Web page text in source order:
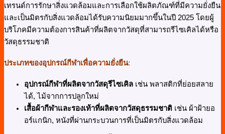
เทรนด์การรักษาสิ่งแวดล้อมและการเลือกใช้ผลิตภัณฑ์ที่มีความยั่งยืน
และเป็นมิตรกับสิ่งแวดล้อมได้รับความนิยมมากขึ้นในปี 2025 โดยผู้
บริโภคมีความต้องการสินค้าที่ผลิตจากวัสดุที่สามารถรีไซเคิลได้หรือ
วัสดุธรรมชาติ
ประเภทของอุปกรณ์กีฬาเพื่อความยั่งยืน:
อุปกรณ์กีฬาที่ผลิตจากวัสดุรีไซเคิล เช่น พลาสติกที่ย่อยสลาย
ได้, ไม้จากการปลูกใหม่
เสื้อผ้ากีฬาและรองเท้าที่ผลิตจากวัสดุธรรมชาติ เช่น ผ้าฝ้ายอ
อร์แกนิก, หนังที่ผ่านกระบวนการที่เป็นมิตรกับสิ่งแวดล้อม